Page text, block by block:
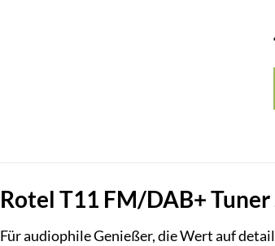
Rotel T11 FM/DAB+
Für audiophile Genießer, die Wert auf